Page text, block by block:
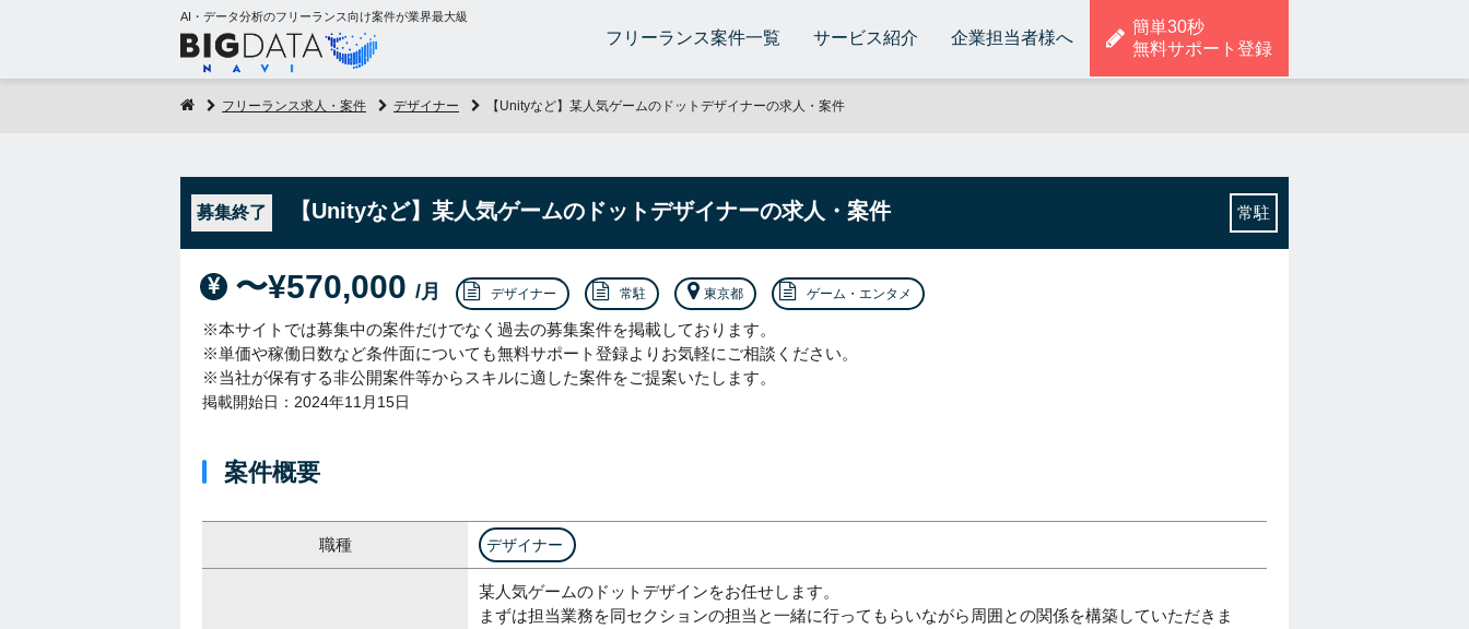
AI・データ分析のフリーランス向け案件が業界最大級
フリーランス案件一覧 サービス紹介 企業担当者様へ
簡単30秒
無料サポート登録
フリーランス求人・案件 デザイナー 【Unityなど】某人気ゲームのドットデザイナーの求人・案件
募集終了 【Unityなど】某人気ゲームのドットデザイナーの求人・案件 常駐
〜¥570,000 /月 デザイナー 常駐 東京都 ゲーム・エンタメ
※本サイトでは募集中の案件だけでなく過去の募集案件を掲載しております。
※単価や稼働日数など条件面についても無料サポート登録よりお気軽にご相談ください。
※当社が保有する非公開案件等からスキルに適した案件をご提案いたします。
掲載開始日：2024年11月15日
案件概要
職種 デザイナー
某人気ゲームのドットデザインをお任せします。
まずは担当業務を同セクションの担当と一緒に行ってもらいながら周囲との関係を構築していただきま